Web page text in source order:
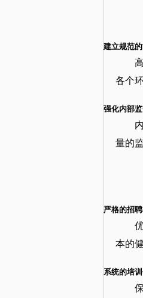
建立规范
各个
强化内部
量的
严格的招
本的
系统的培